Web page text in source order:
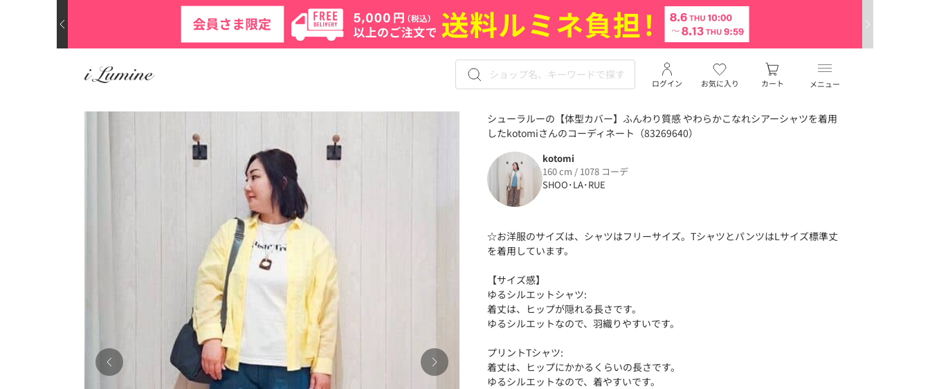
メニュー
お気に入り
ログイン カート
シューラルーの【体型カバー】ふんわり質感 やわらかこなれシアーシャツを着用
したkotomiさんのコーディネート（83269640）
kotomi
160 cm / 1078 コーデ
SHOO･LA･RUE
☆お洋服のサイズは、シャツはフリーサイズ。TシャツとパンツはLサイズ標準丈
を着用しています。
【サイズ感】
ゆるシルエットシャツ:
着丈は、ヒップが隠れる長さです。
ゆるシルエットなので、羽織りやすいです。
プリントTシャツ:
着丈は、ヒップにかかるくらいの長さです。
ゆるシルエットなので、着やすいです。